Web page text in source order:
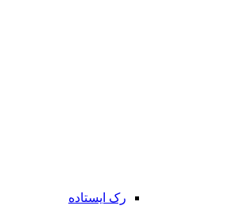
رک ایستاده